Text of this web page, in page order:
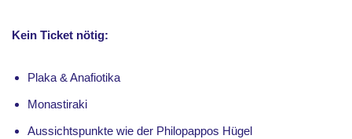
Kein Ticket nötig:
Plaka & Anafiotika
Monastiraki
Aussichtspunkte wie der Philopappos Hügel